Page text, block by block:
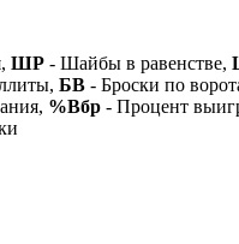
ШР - Шайбы в равенстве,
БВ - Броски по
%Вбр - Процент